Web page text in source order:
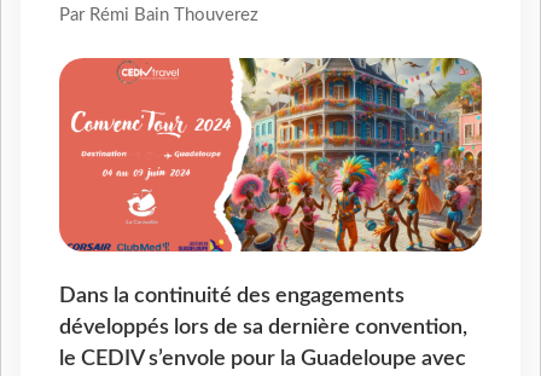
Par Rémi Bain Thouverez
Dans la continuité des engagements
développés lors de sa dernière convention,
le CEDIV s’envole pour la Guadeloupe avec